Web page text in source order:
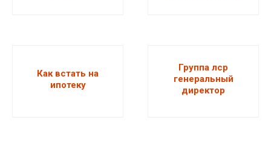
Как встать на
ипотеку
Группа лср
генеральный
директор